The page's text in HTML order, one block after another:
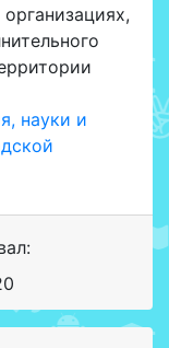
науки и